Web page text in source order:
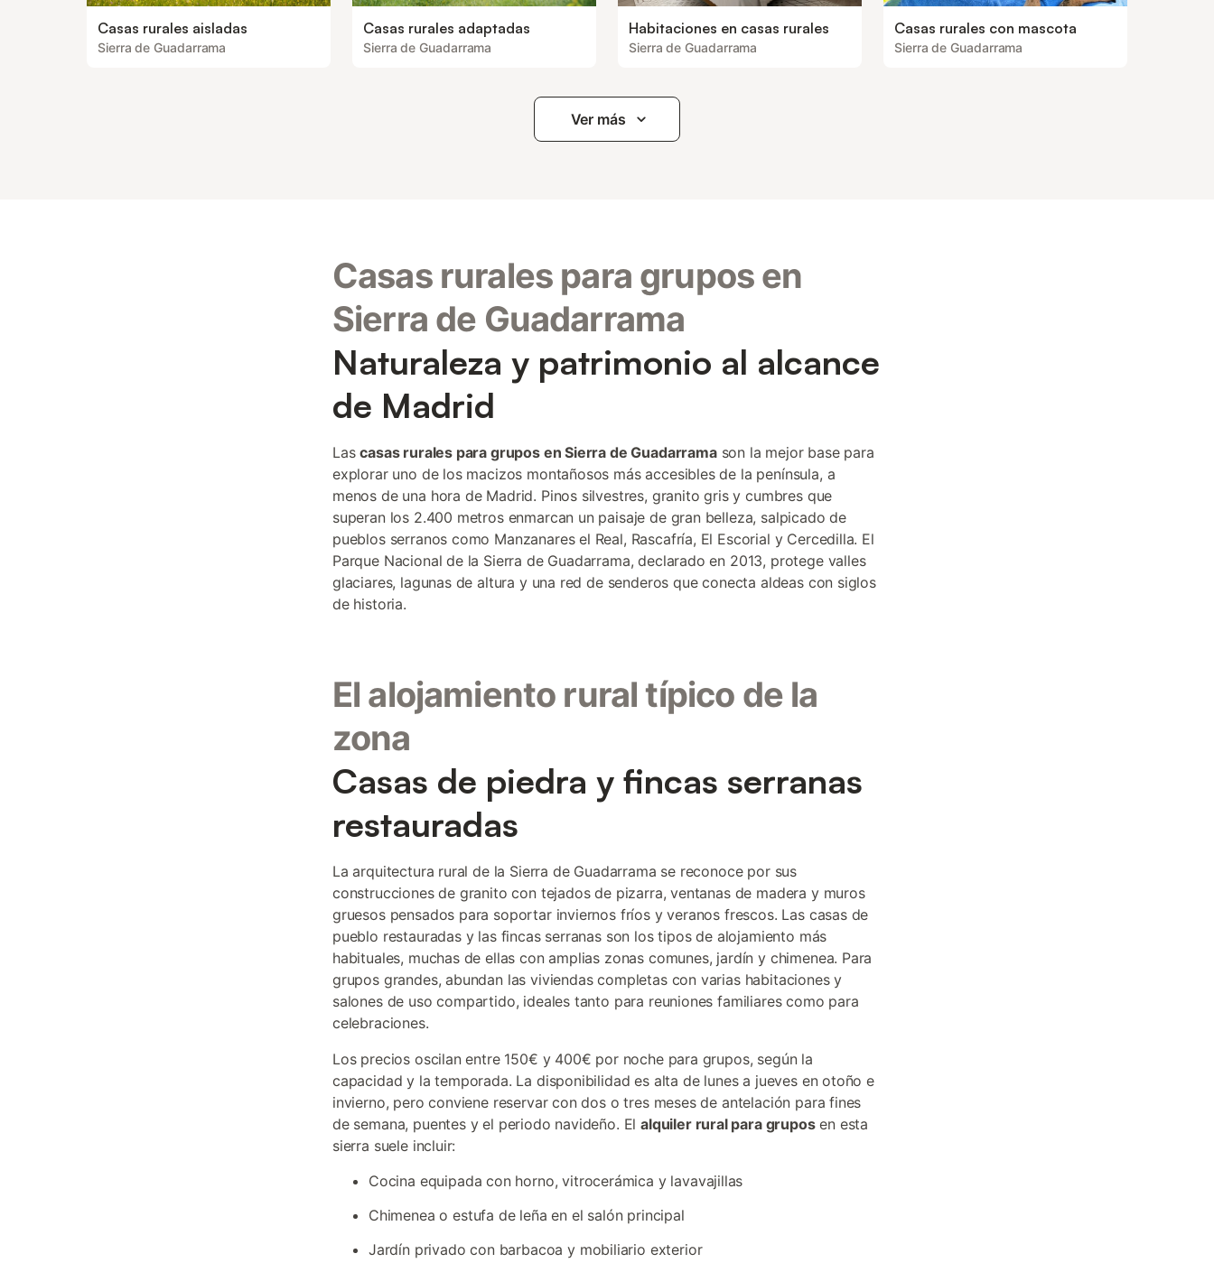
Casas rurales aisladas
Sierra de Guadarrama
Casas rurales adaptadas
Sierra de Guadarrama
Habitaciones en casas rurales
Sierra de Guadarrama
Casas rurales con mascota
Sierra de Guadarrama
Ver más
Casas rurales para grupos en
Sierra de Guadarrama
Naturaleza y patrimonio al alcance
de Madrid
Lascasas rurales para grupos en Sierra de Guadarramason la mejor base para
explorar uno de los macizos montañosos más accesibles de la península, a
menos de una hora de Madrid. Pinos silvestres, granito gris y cumbres que
superan los 2.400 metros enmarcan un paisaje de gran belleza, salpicado de
pueblos serranos como Manzanares el Real, Rascafría, El Escorial y Cercedilla. El
Parque Nacional de la Sierra de Guadarrama, declarado en 2013, protege valles
glaciares, lagunas de altura y una red de senderos que conecta aldeas con siglos
de historia.
El alojamiento rural típico de la
zona
Casas de piedra y fincas serranas
restauradas
La arquitectura rural de la Sierra de Guadarrama se reconoce por sus
construcciones de granito con tejados de pizarra, ventanas de madera y muros
gruesos pensados para soportar inviernos fríos y veranos frescos. Las casas de
pueblo restauradas y las fincas serranas son los tipos de alojamiento más
habituales, muchas de ellas con amplias zonas comunes, jardín y chimenea. Para
grupos grandes, abundan las viviendas completas con varias habitaciones y
salones de uso compartido, ideales tanto para reuniones familiares como para
celebraciones.
Los precios oscilan entre 150€ y 400€ por noche para grupos, según la
capacidad y la temporada. La disponibilidad es alta de lunes a jueves en otoño e
invierno, pero conviene reservar con dos o tres meses de antelación para fines
de semana, puentes y el periodo navideño. Elalquiler rural para gruposen esta
sierra suele incluir:
Cocina equipada con horno, vitrocerámica y lavavajillas
Chimenea o estufa de leña en el salón principal
Jardín privado con barbacoa y mobiliario exterior